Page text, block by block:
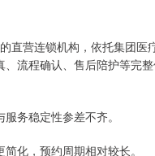
直营连锁机构，依托集团
流程确认、售后陪护等完
务稳定性参差不齐。
化，预约周期相对较长。